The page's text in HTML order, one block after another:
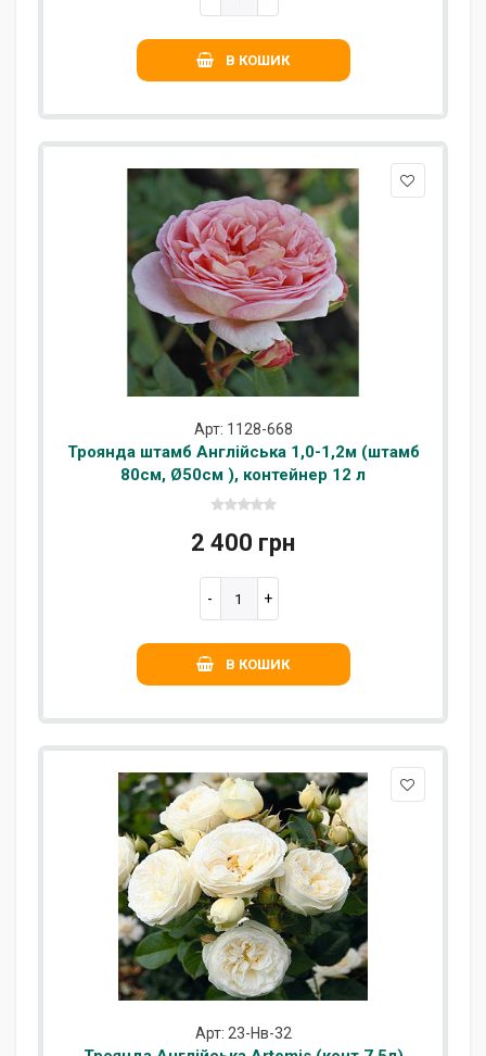
В КОШИК
Арт: 1128-668
Троянда штамб Англійська 1,0-1,2м (штамб
80см, Ø50см ), контейнер 12 л
2 400 грн
В КОШИК
Арт: 23-Нв-32